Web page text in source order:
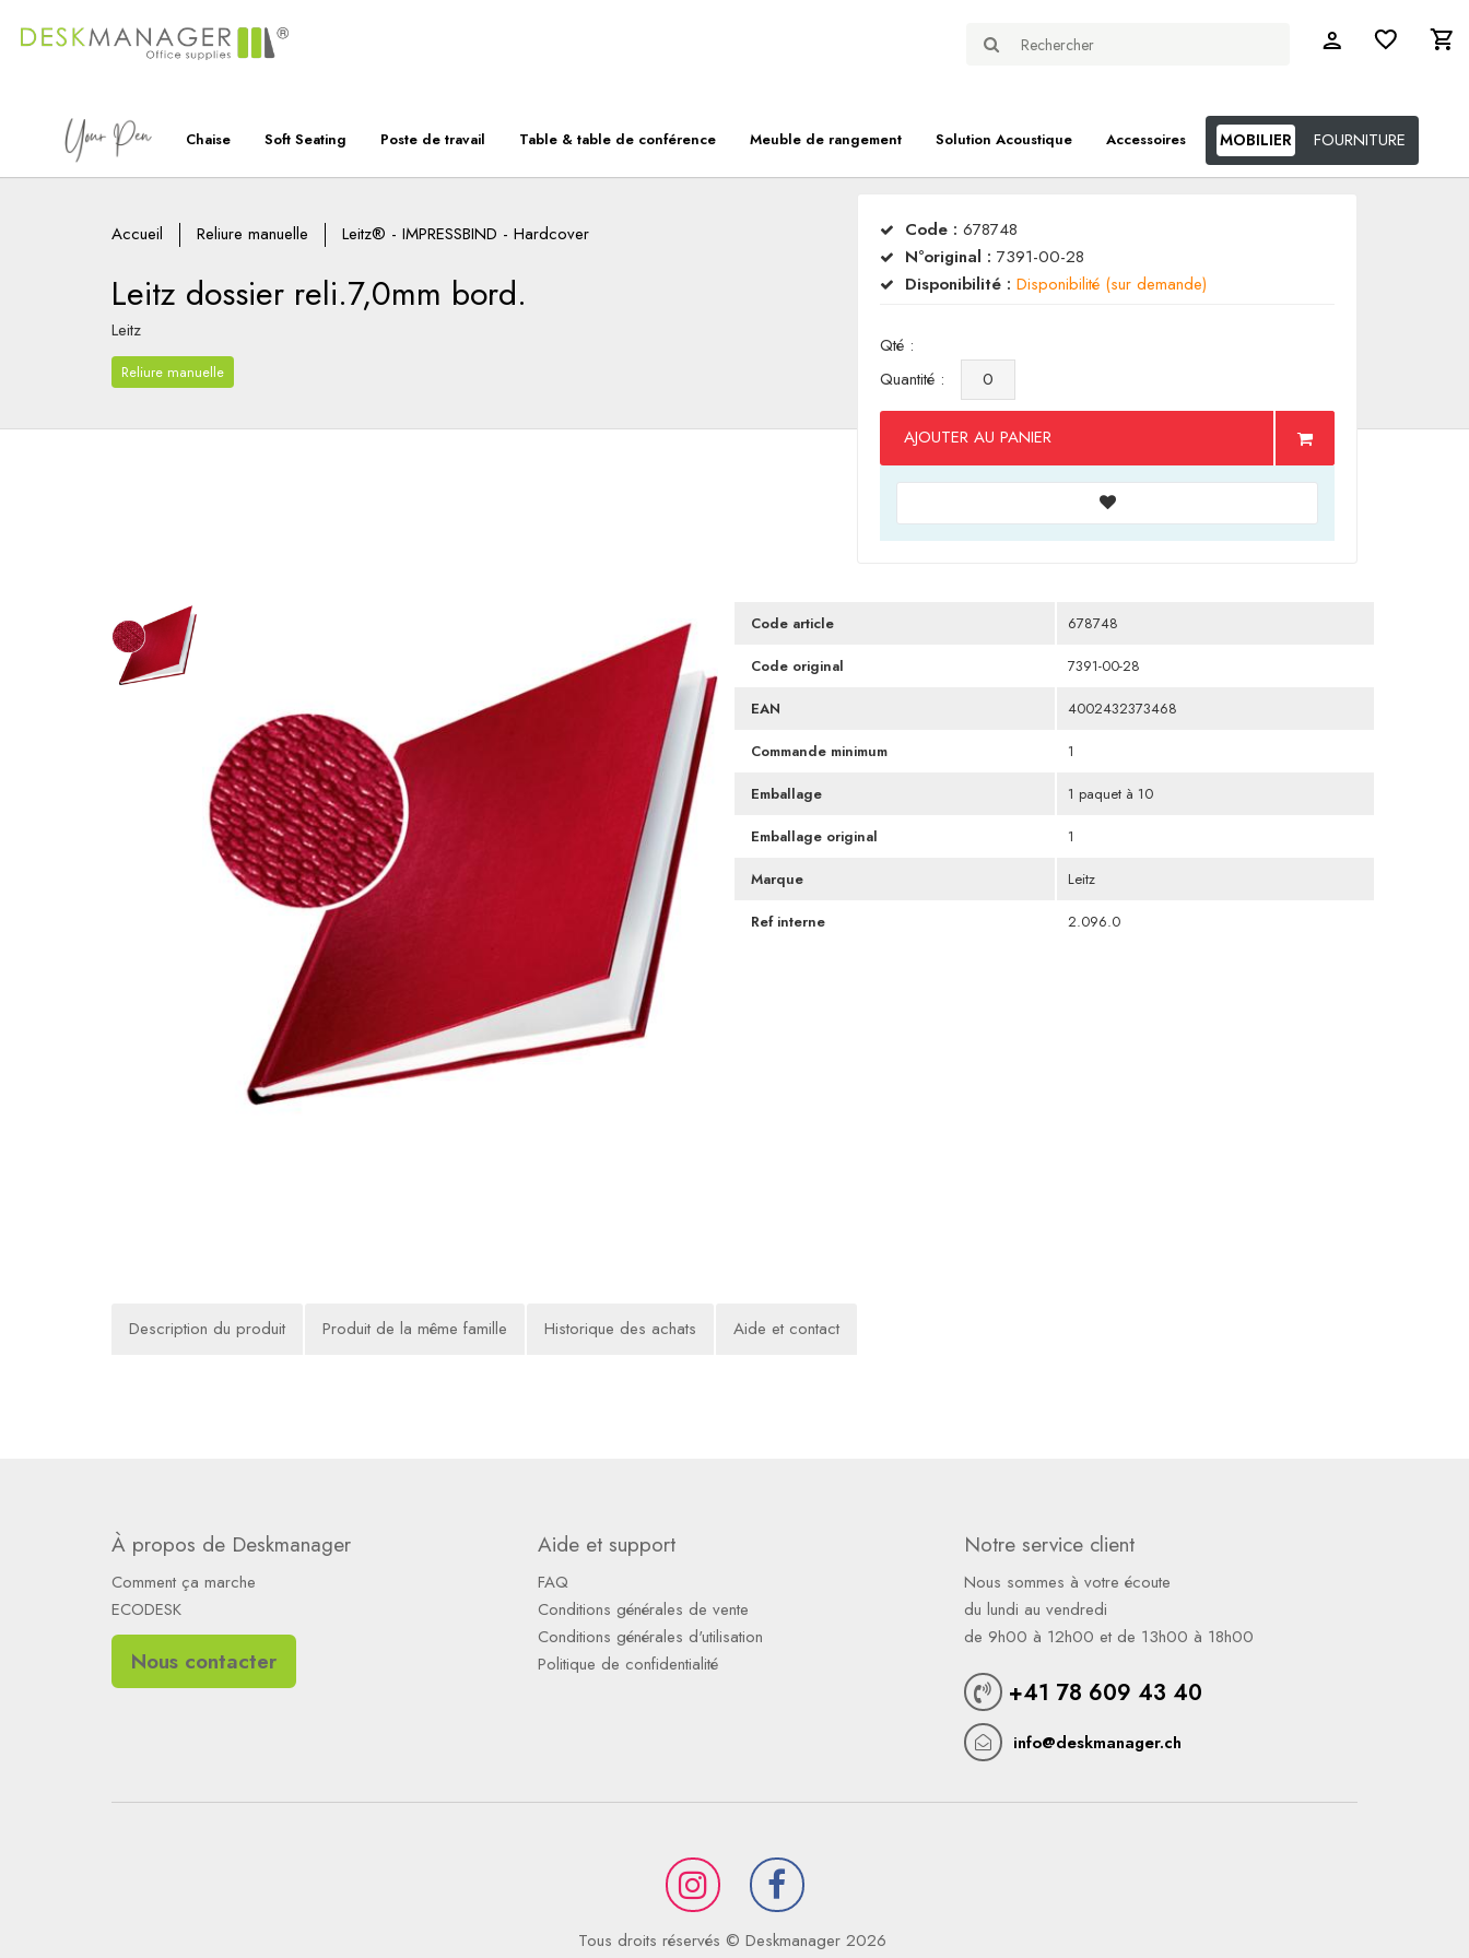
Chaise Soft Seating Poste de travail Table & table de conférence Meuble de rangement Solution Acoustique Accessoires MOBILIER FOURNITURE
Accueil Reliure manuelle Leitz® - IMPRESSBIND - Hardcover
Leitz dossier reli.7,0mm bord.
Leitz
Reliure manuelle
Code : 678748
N°original : 7391-00-28
Disponibilité :Disponibilité (sur demande)
Qté :
Quantité :
AJOUTER AU PANIER
Code article 678748
Code original 7391-00-28
EAN 4002432373468
Commande minimum 1
Emballage 1 paquet à 10
Emballage original 1
Marque Leitz
Ref interne 2.096.0
Description du produit Produit de la même famille Historique des achats Aide et contact
À propos de Deskmanager
Comment ça marche
ECODESK
Nous contacter
Aide et support
FAQ
Conditions générales de vente
Conditions générales d'utilisation
Politique de confidentialité
Notre service client
Nous sommes à votre écoute
du lundi au vendredi
de 9h00 à 12h00 et de 13h00 à 18h00
+41 78 609 43 40
info@deskmanager.ch
Tous droits réservés © Deskmanager 2026